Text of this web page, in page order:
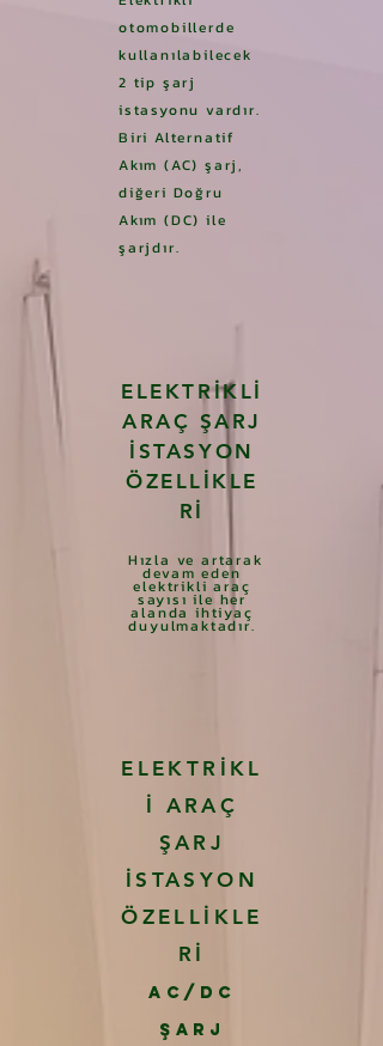
otomobillerde
kullanılabilecek
2 tip şarj
istasyonu vardır.
Biri Alternatif
Akım (AC) şarj,
diğeri Doğru
Akım (DC) ile
şarjdır.
ELEKTRİKLİ
ARAÇ ŞARJ
İSTASYON
ÖZELLİKLE
Rİ
Hızla ve artarak
devam eden
elektrikli araç
sayısı ile her
alanda ihtiyaç
duyulmaktadır.
ELEKTRİKL
İ ARAÇ
ŞARJ
İSTASYON
ÖZELLİKLE
Rİ
AC/DC
ŞARJ